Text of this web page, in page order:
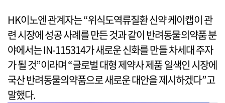
HK이노엔 관계자는 “위식도역류질환 신약 케이캡이 관
련 시장에 성공 사례를 만든 것과 같이 반려동물의약품 분
야에서는 IN-115314가 새로운 신화를 만들 차세대 주자
가 될 것”이라며 “글로벌 대형 제약사 제품 일색인 시장에
국산 반려동물의약품으로 새로운 대안을 제시하겠다”고
말했다.